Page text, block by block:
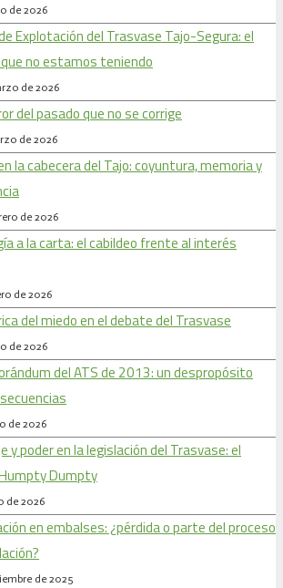
de 2026
Explotación del Trasvase Tajo-Segura: el
no estamos teniendo
de 2026
del pasado que no se corrige
de 2026
la cabecera del Tajo: coyuntura, memoria y
de 2026
a la carta: el cabildeo frente al interés
de 2026
del miedo en el debate del Trasvase
de 2026
del ATS de 2013: un despropósito
de 2026
y poder en la legislación del Trasvase: el
Dumpty
de 2026
en embalses: ¿pérdida o parte del proceso
de 2025